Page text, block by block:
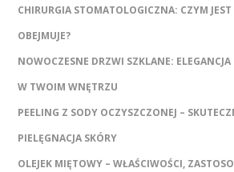
CHIRURGIA STOMATOLOGICZNA: CZYM JEST
OBEJMUJE?
NOWOCZESNE DRZWI SZKLANE:
W TWOIM WNĘTRZU
PEELING Z SODY OCZYSZCZONEJ –
PIELĘGNACJA SKÓRY
OLEJEK MIĘTOWY – WŁAŚCIWOŚCI,